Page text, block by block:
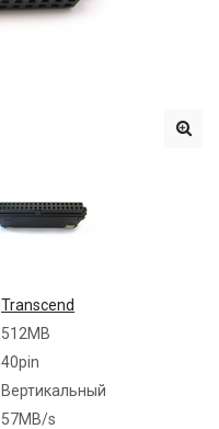
Transcend
512MB
40pin
Вертикальный
57MB/s